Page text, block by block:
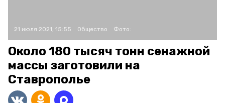
21 июля 2021, 15:55 Общество Фото:
Около 180 тысяч тонн сенажной
массы заготовили на
Ставрополье